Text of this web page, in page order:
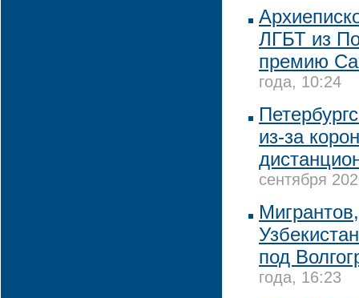
ЛГБТ из
премию
года, 10:24
из-за
сентября
под
года, 16:23